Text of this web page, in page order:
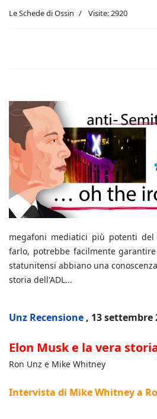
Le Schede di Ossin Visite: 2920
megafoni mediatici più potenti del
farlo, potrebbe facilmente
statunitensi abbiano una
storia dell'ADL...
Unz Recensione , 13 settembre
Elon Musk e la vera
Ron Unz e Mike Whitney
Intervista di Mike Whitney a